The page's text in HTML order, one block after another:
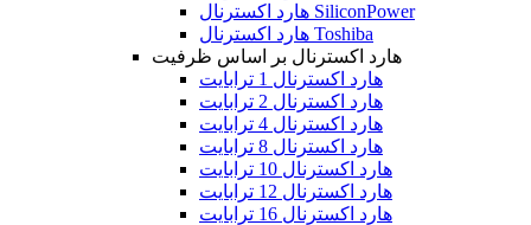
هارد اکسترنال SiliconPower
هارد اکسترنال Toshiba
هارد اکسترنال بر اساس ظرفیت
هارد اکسترنال 1 ترابایت
هارد اکسترنال 2 ترابایت
هارد اکسترنال 4 ترابایت
هارد اکسترنال 8 ترابایت
هارد اکسترنال 10 ترابایت
هارد اکسترنال 12 ترابایت
هارد اکسترنال 16 ترابایت